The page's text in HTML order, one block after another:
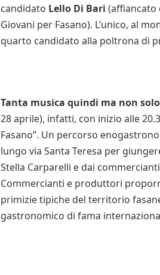
candidato Lello Di Bari (affiancato
Giovani per Fasano). L’unico, al
quarto candidato alla poltrona di
Tanta musica quindi ma non solo
28 aprile), infatti, con inizio alle
Fasano”. Un percorso
lungo via Santa Teresa per
Stella Carparelli e dai
Commercianti e produttori
primizie tipiche del territorio
gastronomico di fama